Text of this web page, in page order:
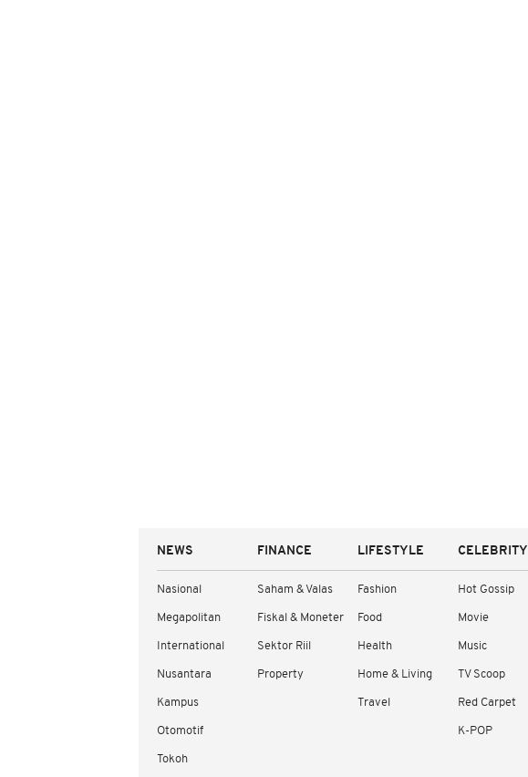
NEWS
Nasional
Megapolitan
International
Nusantara
Kampus
Otomotif
Tokoh
FINANCE
Saham & Valas
Fiskal & Moneter
Sektor Riil
Property
LIFESTYLE
Fashion
Food
Health
Home & Living
Travel
CELEBRITY
Hot Gossip
Movie
Music
TV Scoop
Red Carpet
K-POP